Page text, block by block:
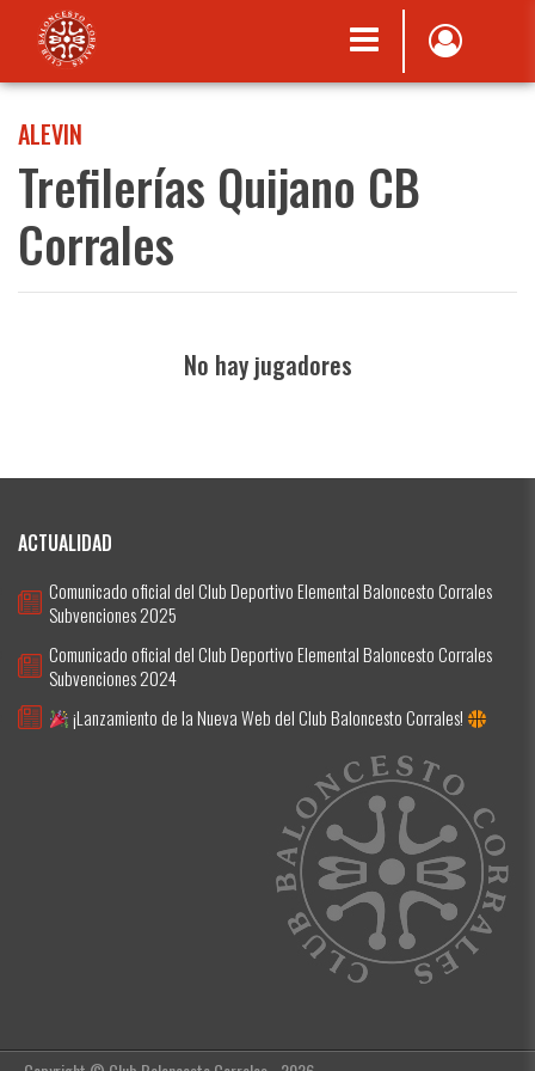
ALEVIN
Trefilerías Quijano CB
Corrales
No hay jugadores
ACTUALIDAD
Comunicado oficial del Club Deportivo Elemental Baloncesto Corrales
Subvenciones 2025
Comunicado oficial del Club Deportivo Elemental Baloncesto Corrales
Subvenciones 2024
¡Lanzamiento de la Nueva Web del Club Baloncesto Corrales!